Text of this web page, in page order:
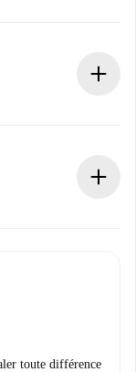
propriétaire
proposerons
toute différence